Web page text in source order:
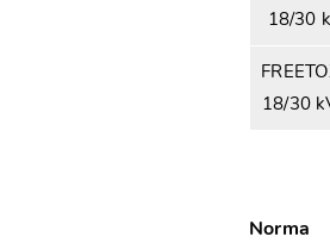
18/30
18/30
Norma